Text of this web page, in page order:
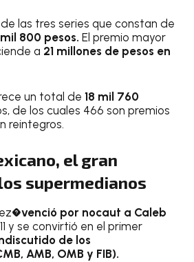
las tres series que constan de
800 pesos. El premio mayor
a 21 millones de pesos en
un total de18 mil 760
de los cuales 466 son premios
reintegros.
el gran
supermedianos
venció por nocaut a Caleb
y se convirtió en el primer
de los
AMB, OMB y FIB).